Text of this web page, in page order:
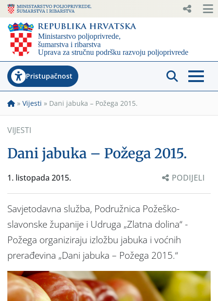
Pristupačnost
» Vijesti » Dani jabuka – Požega 2015.
VIJESTI
Dani jabuka – Požega 2015.
1. listopada 2015. PODIJELI
Savjetodavna služba, Podružnica Požeško-
slavonske županije i Udruga „Zlatna dolina“ -
Požega organiziraju izložbu jabuka i voćnih
prerađevina „Dani jabuka – Požega 2015.“